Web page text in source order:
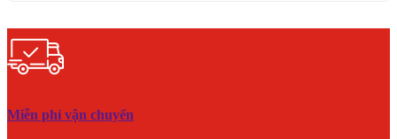
Miễn phí vận chuyển